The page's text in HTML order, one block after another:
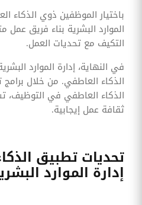
باختيار الموظفين ذوي الذكاء
الموارد البشرية بناء فريق عمل
التكيف مع تحديات العمل.
في النهاية، إدارة الموارد
الذكاء العاطفي. من خلال برامج
الذكاء العاطفي في التوظيف،
ثقافة عمل إيجابية.
تحديات تطبيق
إدارة الموارد